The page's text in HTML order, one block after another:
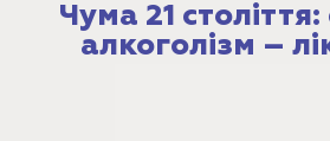
Чума 21
алкоголізм –